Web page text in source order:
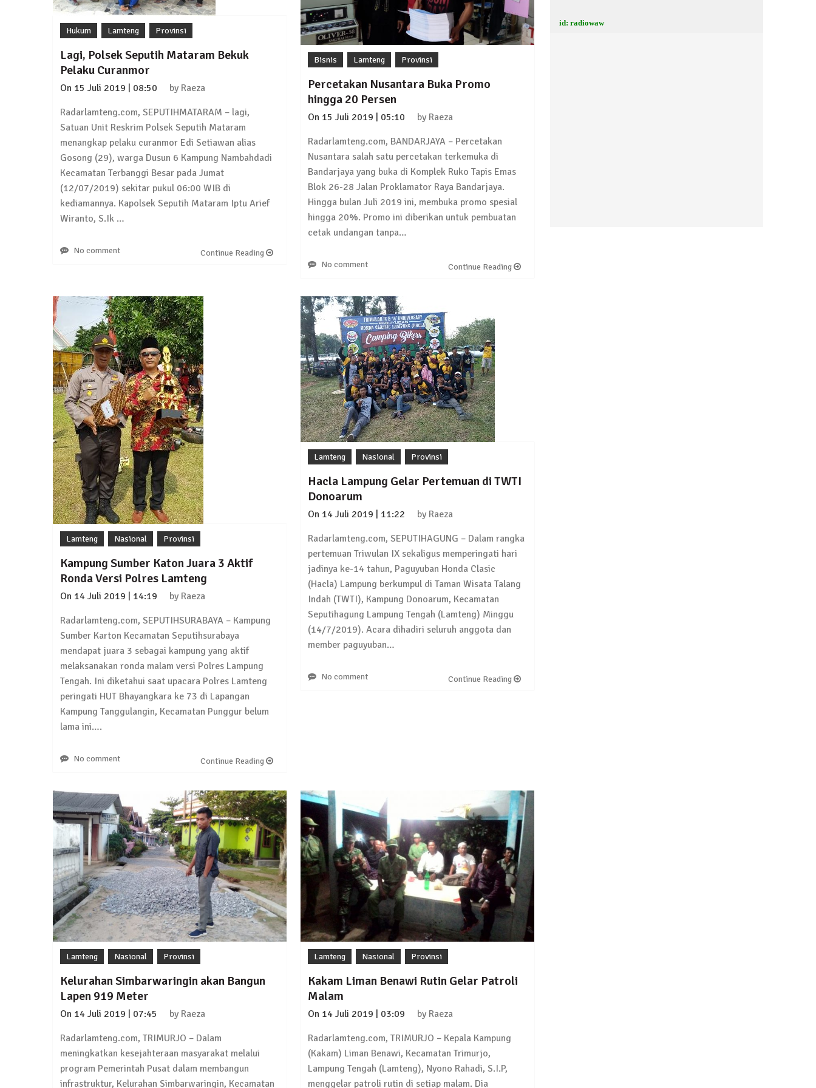
4 September 2025 | 15:40
iklan ucapan HUT RI
20 Agustus 2025 | 14:43
Maling Jebol Plafon Konter HP di Rumbia, Pelaku Ditangkap di Lamtim
26 Juli 2025 | 10:33
News Flash
Kejari Geledah Kantor Disporapar Lamteng Terkait Dugaan Korupsi Dana Hibah Koni
16 Oktober 2024 | 05:27
News Flash
Berikut Jadwal Debat Kandidat Cabup-Cawabup Lampung Tengah
News Flash
Dengan Semangat Muda, Ida Bagus Wisnu Pujana Mengambil Berkas Penjaringan Balonkada di DPC PDI P Lamtim
1 Mei 2024 | 12:10
News Flash
Melalui Dumas, Ketua SMSI Waykanan Laporkan Kasus Pengeroyokan yang Dialaminya ke Propam Polda Lampung
19 Maret 2024 | 16:01
News Flash
Anggota MPR-RI I Komang Koheri Kembali Laksanakan Sosialisasi 4 Pilar Kebangsaan, Kali Ini Digelar di Tubaba
2 Februari 2024 | 11:48
Hukum Lamteng Provinsi
Lagi, Polsek Seputih Mataram Bekuk
Pelaku Curanmor
On 15 Juli 2019 | 08:50 by Raeza
Radarlamteng.com, SEPUTIHMATARAM – lagi,
Satuan Unit Reskrim Polsek Seputih Mataram
menangkap pelaku curanmor Edi Setiawan alias
Gosong (29), warga Dusun 6 Kampung Nambahdadi
Kecamatan Terbanggi Besar pada Jumat
(12/07/2019) sekitar pukul 06:00 WIB di
kediamannya. Kapolsek Seputih Mataram Iptu Arief
Wiranto, S.Ik …
No comment Continue Reading
Bisnis Lamteng Provinsi
Percetakan Nusantara Buka Promo
hingga 20 Persen
On 15 Juli 2019 | 05:10 by Raeza
Radarlamteng.com, BANDARJAYA – Percetakan
Nusantara salah satu percetakan terkemuka di
Bandarjaya yang buka di Komplek Ruko Tapis Emas
Blok 26-28 Jalan Proklamator Raya Bandarjaya.
Hingga bulan Juli 2019 ini, membuka promo spesial
hingga 20%. Promo ini diberikan untuk pembuatan
cetak undangan tanpa…
No comment Continue Reading
Lamteng Nasional Provinsi
Kampung Sumber Katon Juara 3 Aktif
Ronda Versi Polres Lamteng
On 14 Juli 2019 | 14:19 by Raeza
Radarlamteng.com, SEPUTIHSURABAYA – Kampung
Sumber Karton Kecamatan Seputihsurabaya
mendapat juara 3 sebagai kampung yang aktif
melaksanakan ronda malam versi Polres Lampung
Tengah. Ini diketahui saat upacara Polres Lamteng
peringati HUT Bhayangkara ke 73 di Lapangan
Kampung Tanggulangin, Kecamatan Punggur belum
lama ini….
No comment Continue Reading
Lamteng Nasional Provinsi
Hacla Lampung Gelar Pertemuan di TWTI
Donoarum
On 14 Juli 2019 | 11:22 by Raeza
Radarlamteng.com, SEPUTIHAGUNG – Dalam rangka
pertemuan Triwulan IX sekaligus memperingati hari
jadinya ke-14 tahun, Paguyuban Honda Clasic
(Hacla) Lampung berkumpul di Taman Wisata Talang
Indah (TWTI), Kampung Donoarum, Kecamatan
Seputihagung Lampung Tengah (Lamteng) Minggu
(14/7/2019). Acara dihadiri seluruh anggota dan
member paguyuban…
No comment Continue Reading
Lamteng Nasional Provinsi
Kelurahan Simbarwaringin akan Bangun
Lapen 919 Meter
On 14 Juli 2019 | 07:45 by Raeza
Radarlamteng.com, TRIMURJO – Dalam
meningkatkan kesejahteraan masyarakat melalui
program Pemerintah Pusat dalam membangun
infrastruktur, Kelurahan Simbarwaringin, Kecamatan
Lamteng Nasional Provinsi
Kakam Liman Benawi Rutin Gelar Patroli
Malam
On 14 Juli 2019 | 03:09 by Raeza
Radarlamteng.com, TRIMURJO – Kepala Kampung
(Kakam) Liman Benawi, Kecamatan Trimurjo,
Lampung Tengah (Lamteng), Nyono Rahadi, S.I.P,
menggelar patroli rutin di setiap malam. Dia
id: radiowaw